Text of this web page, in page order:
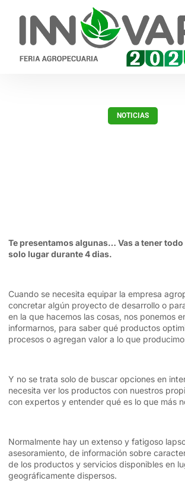
NOTICIAS
Te presentamos algunas… Vas a tener
solo lugar durante 4 dias.
Cuando se necesita equipar la empresa
concretar algún proyecto de desarrollo o
en la que hacemos las cosas, nos ponemos
informarnos, para saber qué productos
procesos o agregan valor a lo que
Y no se trata solo de buscar opciones en
necesita ver los productos con nuestros
con expertos y entender qué es lo que más
Normalmente hay un extenso y fatigoso
asesoramiento, de información sobre
de los productos y servicios disponibles en
geográficamente dispersos.